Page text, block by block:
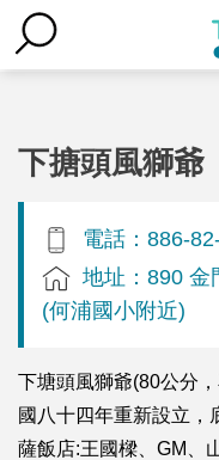
下搪頭風獅爺
電話：886-
地址：890 金
(何浦國小附近)
下塘頭風獅爺(80公分
國八十四年重新設立，
薩飯店:王國樑、GM、